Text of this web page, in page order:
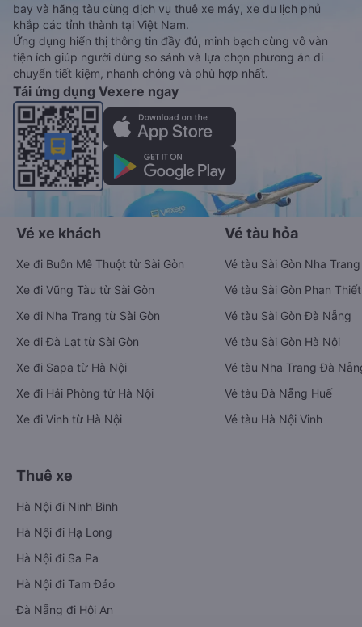
bay và hãng tàu cùng dịch vụ thuê xe máy, xe du lịch phủ
khắp các tỉnh thành tại Việt Nam.
Ứng dụng hiển thị thông tin đầy đủ, minh bạch cùng vô vàn
tiện ích giúp người dùng so sánh và lựa chọn phương án di
chuyển tiết kiệm, nhanh chóng và phù hợp nhất.
Tải ứng dụng Vexere ngay
Vé xe khách
Xe đi Buôn Mê Thuột từ Sài Gòn
Xe đi Vũng Tàu từ Sài Gòn
Xe đi Nha Trang từ Sài Gòn
Xe đi Đà Lạt từ Sài Gòn
Xe đi Sapa từ Hà Nội
Xe đi Hải Phòng từ Hà Nội
Xe đi Vinh từ Hà Nội
Vé tàu hỏa
Vé tàu Sài Gòn Nha Trang
Vé tàu Sài Gòn Phan Thiết
Vé tàu Sài Gòn Đà Nẵng
Vé tàu Sài Gòn Hà Nội
Vé tàu Nha Trang Đà
Vé tàu Đà Nẵng Huế
Vé tàu Hà Nội Vinh
Thuê xe
Hà Nội đi Ninh Bình
Hà Nội đi Hạ Long
Hà Nội đi Sa Pa
Hà Nội đi Tam Đảo
Đà Nẵng đi Hội An